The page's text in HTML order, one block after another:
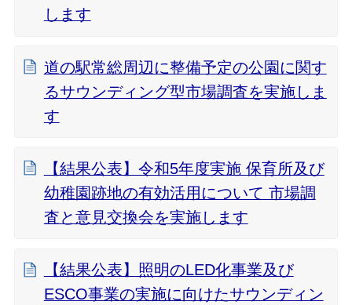
します
道の駅常総周辺に整備予定の公園に関す
るサウンディング型市場調査を実施しま
す
【結果公表】令和5年度実施 保育所及び
幼稚園跡地の有効活用について 市場調
査と意見交換会を実施します
【結果公表】照明のLED化事業及び
ESCO事業の実施に向けたサウンディン